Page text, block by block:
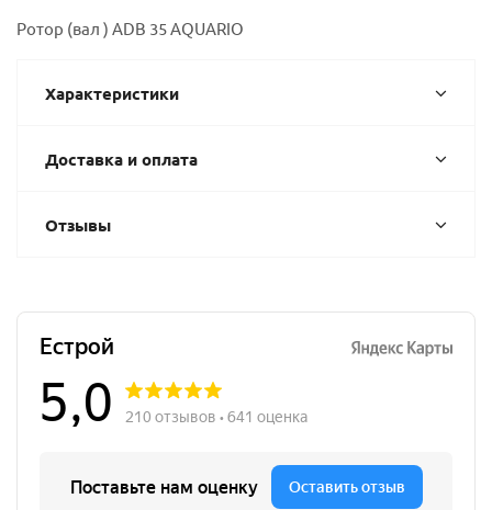
Ротор (вал ) ADB 35 AQUARIO
Характеристики
Доставка и оплата
Отзывы